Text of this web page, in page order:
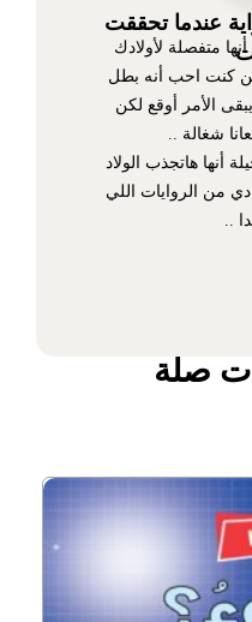
عندما تحققت
متفصلة لأولادك
كنت احب أنه بطل
الأمر أوقع لكن
شغالة ..
أنها هاتجذب الولاد
من الروايات اللي
..
صلة